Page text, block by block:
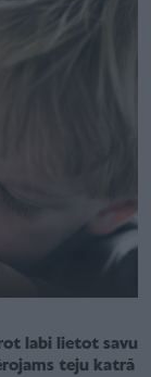
labi lietot savu
teju katrā